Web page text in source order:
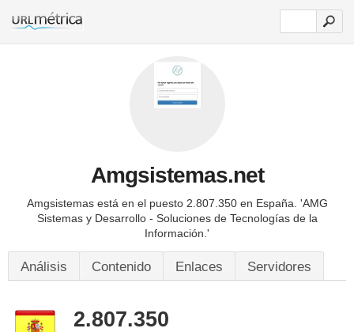
Amgsistemas.net
Amgsistemas está en el puesto 2.807.350 en España. 'AMG
Sistemas y Desarrollo - Soluciones de Tecnologías de la
Información.'
Análisis Contenido Enlaces Servidores
2.807.350